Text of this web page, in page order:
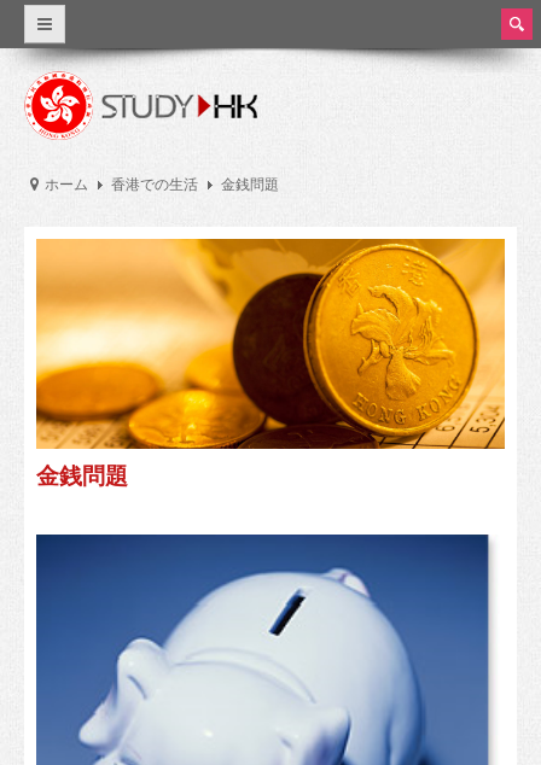
なぜ香港を選びますか？
香港教育
香港の教育システム
授業料と生活費
奨学金
実習とパートタイム労働
職業及び専門教育とトレーニング
資格の枠組み
“国際の教育ハブとして香港のステータスを発展させる”というポ
ear
ch
ホーム 香港での生活 金銭問題
金銭問題